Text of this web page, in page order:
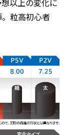
以上の変化に
粒高初心者